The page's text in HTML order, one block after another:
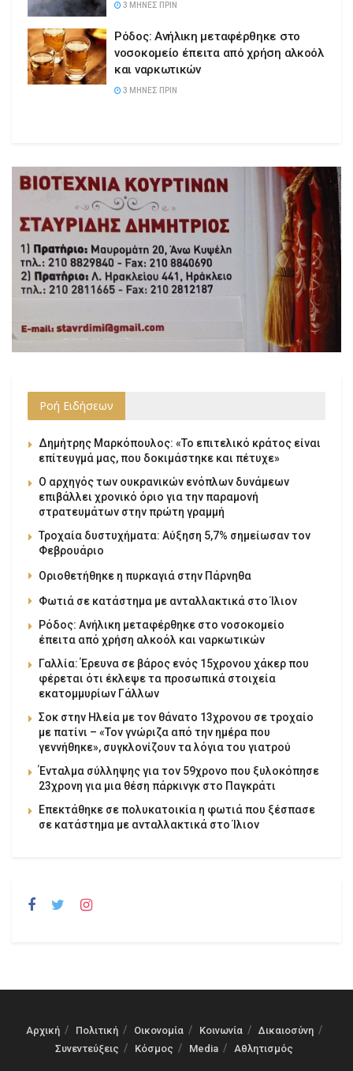
3 ΜΉΝΕΣ ΠΡΙΝ
Ρόδος: Ανήλικη μεταφέρθηκε στο
νοσοκομείο έπειτα από χρήση αλκοόλ
και ναρκωτικών
3 ΜΉΝΕΣ ΠΡΙΝ
Ροή Ειδήσεων
Δημήτρης Μαρκόπουλος: «Το επιτελικό κράτος είναι
επίτευγμά μας, που δοκιμάστηκε και πέτυχε»
Ο αρχηγός των ουκρανικών ενόπλων δυνάμεων
επιβάλλει χρονικό όριο για την παραμονή
στρατευμάτων στην πρώτη γραμμή
Τροχαία δυστυχήματα: Αύξηση 5,7% σημείωσαν τον
Φεβρουάριο
Οριοθετήθηκε η πυρκαγιά στην Πάρνηθα
Φωτιά σε κατάστημα με ανταλλακτικά στο Ίλιον
Ρόδος: Ανήλικη μεταφέρθηκε στο νοσοκομείο
έπειτα από χρήση αλκοόλ και ναρκωτικών
Γαλλία: Έρευνα σε βάρος ενός 15χρονου χάκερ που
φέρεται ότι έκλεψε τα προσωπικά στοιχεία
εκατομμυρίων Γάλλων
Σοκ στην Ηλεία με τον θάνατο 13χρονου σε τροχαίο
με πατίνι – «Τον γνώριζα από την ημέρα που
γεννήθηκε», συγκλονίζουν τα λόγια του γιατρού
Ένταλμα σύλληψης για τον 59χρονο που ξυλοκόπησε
23χρονη για μια θέση πάρκινγκ στο Παγκράτι
Επεκτάθηκε σε πολυκατοικία η φωτιά που ξέσπασε
σε κατάστημα με ανταλλακτικά στο Ίλιον
Αρχική Πολιτική Οικονομία Κοινωνία
Δικαιοσύνη
Συνεντεύξεις
Κόσμος Media Αθλητισμός